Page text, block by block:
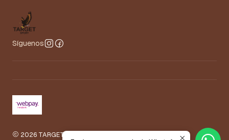
Síguenos
2026 TARGET.